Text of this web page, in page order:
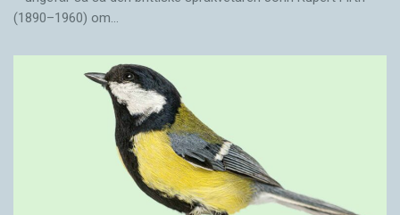
(1890–1960) om…